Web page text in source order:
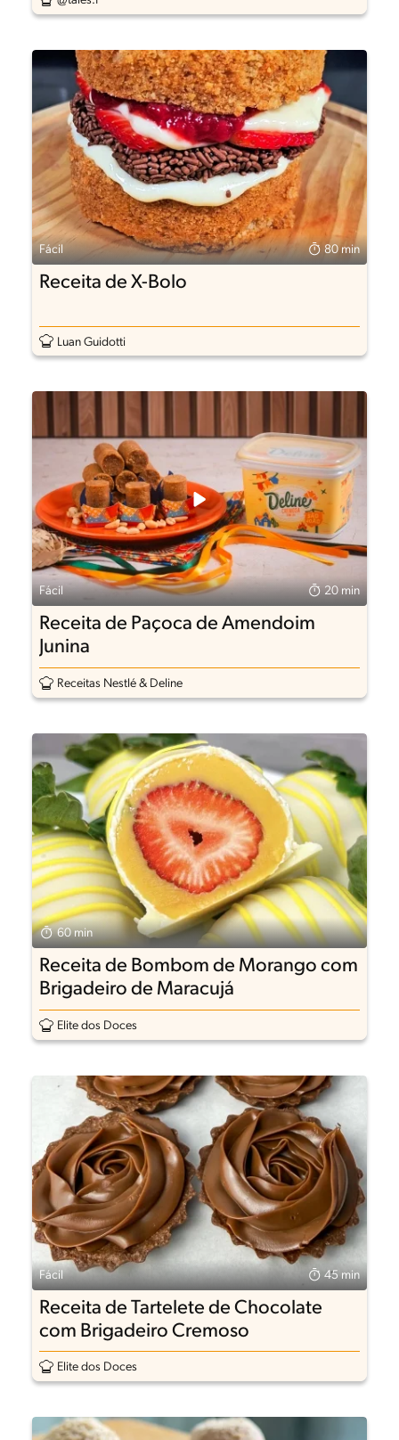
Fácil 80 min
Receita de X-Bolo
Luan Guidotti
Fácil 20 min
Receita de Paçoca de Amendoim
Junina
Receitas Nestlé & Deline
60 min
Receita de Bombom de Morango com
Brigadeiro de Maracujá
Elite dos Doces
Fácil 45 min
Receita de Tartelete de Chocolate
com Brigadeiro Cremoso
Elite dos Doces